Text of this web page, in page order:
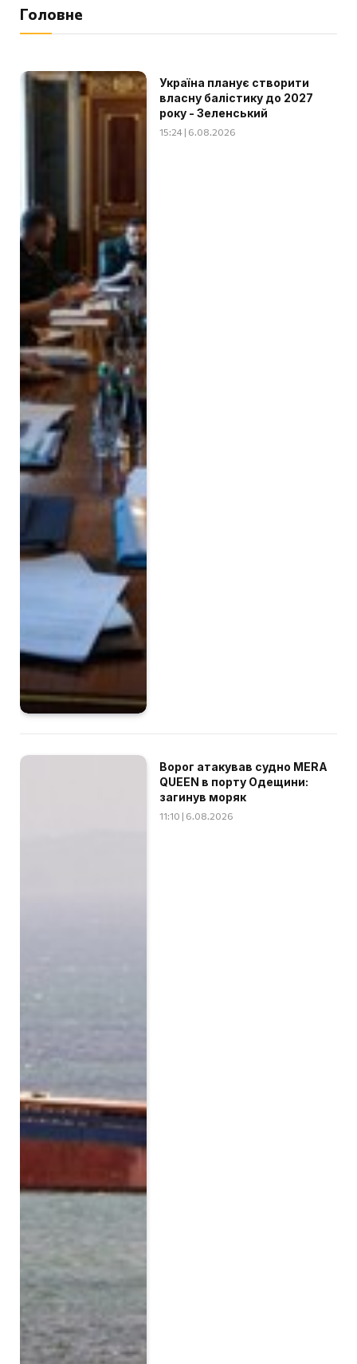
Головне
Україна планує створити
власну балістику до 2027
року - Зеленський
15:24 | 6.08.2026
Ворог атакував судно MERA
QUEEN в порту Одещини:
загинув моряк
11:10 | 6.08.2026